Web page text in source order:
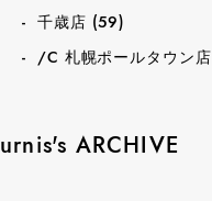
千歳店 (59)
/C 札幌ポールタウン店
urnis's ARCHIVE